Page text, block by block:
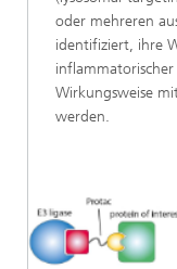
oder mehreren
identifiziert, ihre
Wirkungsweise
werden.